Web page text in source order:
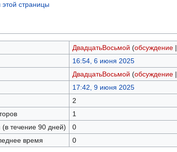
страницы
ДвадцатьВосьмой (обсуждение|
16:54, 6 июня 2025
ДвадцатьВосьмой (обсуждение|
17:42, 9 июня 2025
2
1
течение 90 дней)
0
время
0